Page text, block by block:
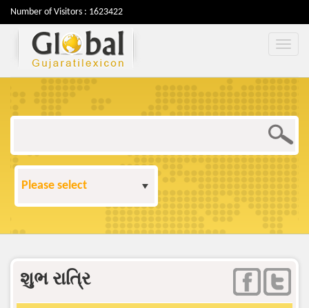
Number of Visitors : 1623422
Please select
શુભ રાત્રિ